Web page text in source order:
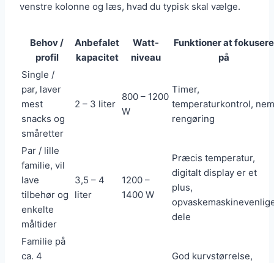
venstre kolonne og læs, hvad du typisk skal vælge.
Behov /
profil
Anbefalet
kapacitet
Watt-
niveau
Funktioner at fokusere
på
Single /
par, laver
mest
snacks og
småretter
2 – 3 liter
800 – 1200
W
Timer,
temperaturkontrol, nem
rengøring
Par / lille
familie, vil
lave
tilbehør og
enkelte
måltider
3,5 – 4
liter
1200 –
1400 W
Præcis temperatur,
digitalt display er et
plus,
dele
Familie på
ca. 4
God kurvstørrelse,